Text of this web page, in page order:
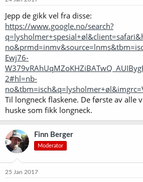
Jepp de gikk vel fra disse:
https://www.google.no/search?
Ewj76-
2#hl=nb-
Til longneck flaskene. De første av alle
huske som fikk longneck.
Finn Berger
Moderator
25 Jan 2017